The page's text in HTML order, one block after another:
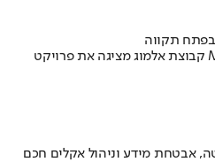
תקווה
קבוצת אלמוג מציגה את פרויקט MALA: מגדלי הפרימיום האחרונים
אבטחת מידע וניהול אקלים חכם